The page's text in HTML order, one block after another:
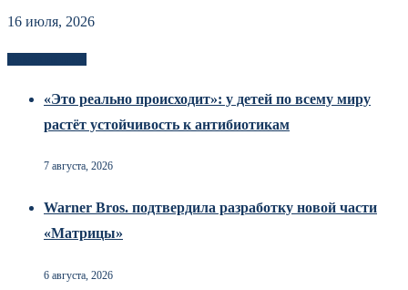
16 июля, 2026
«Это реально происходит»: у детей по всему миру
растёт устойчивость к антибиотикам
7 августа, 2026
Warner Bros. подтвердила разработку новой части
«Матрицы»
6 августа, 2026